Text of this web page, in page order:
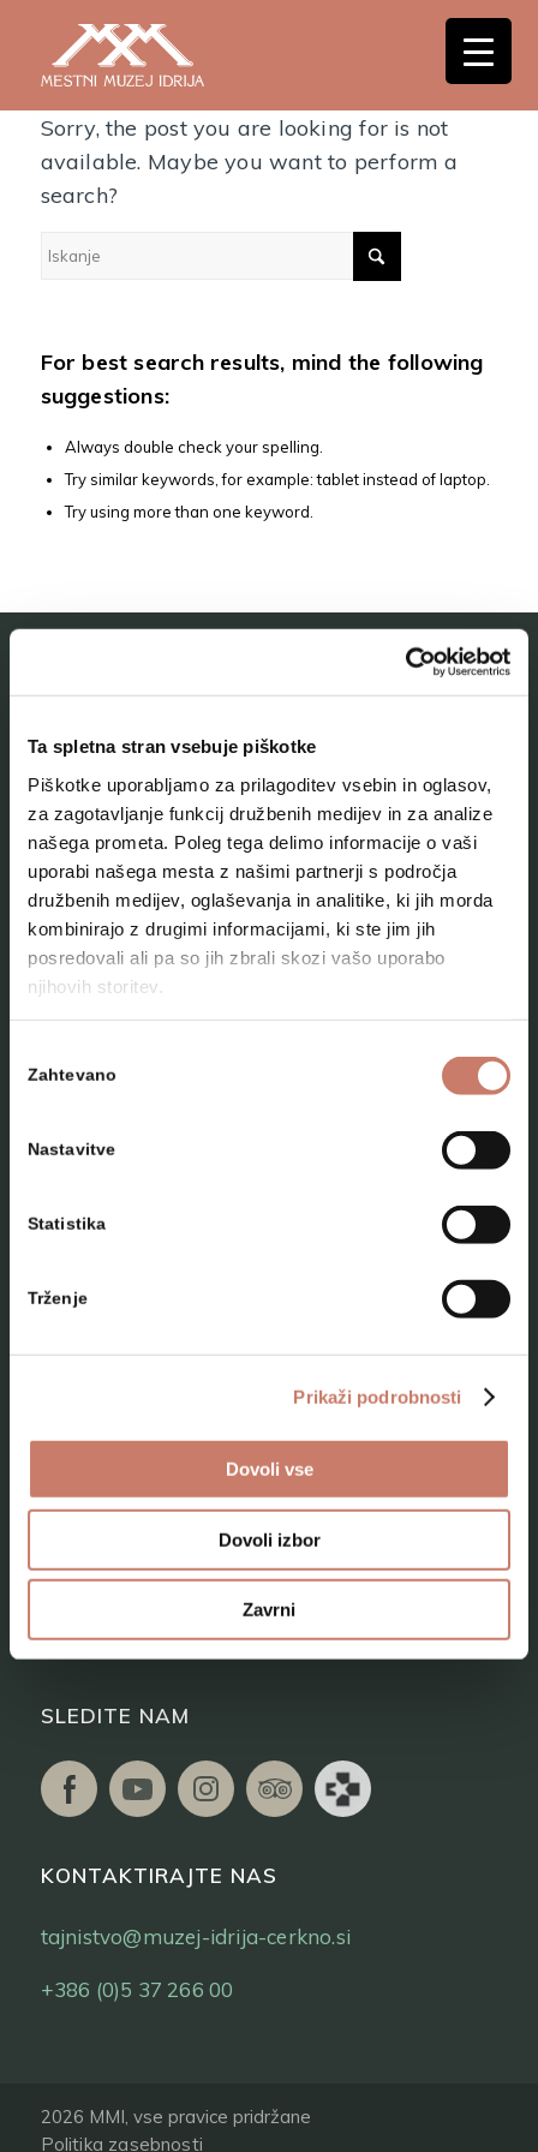
Ta spletna stran vsebuje piškotke
Piškotke uporabljamo za prilagoditev vsebin in oglasov,
za zagotavljanje funkcij družbenih medijev in za analize
našega prometa. Poleg tega delimo informacije o vaši
uporabi našega mesta z našimi partnerji s področja
družbenih medijev, oglaševanja in analitike, ki jih morda
kombinirajo z drugimi informacijami, ki ste jim jih
posredovali ali pa so jih zbrali skozi vašo uporabo
njihovih storitev.
soglasja
Zahtevano
Nastavitve
Statistika
Trženje
Prikaži podrobnosti
Dovoli vse
Dovoli izbor
Zavrni
Nothing Found
Sorry, the post you are looking for is not
available. Maybe you want to perform a
search?
For best search results, mind the following
suggestions:
Always double check your spelling.
Try similar keywords, for example: tablet instead of laptop.
Try using more than one keyword.
O muzeju
Naše zbirke
Aktualno
Kontakt
Kam na izlet
Programi za skupine odraslih
Kje smo
SLEDITE NAM
KONTAKTIRAJTE NAS
tajnistvo@muzej-idrija-cerkno.si
+386 (0)5 37 266 00
2026 MMI, vse pravice pridržane
Politika zasebnosti